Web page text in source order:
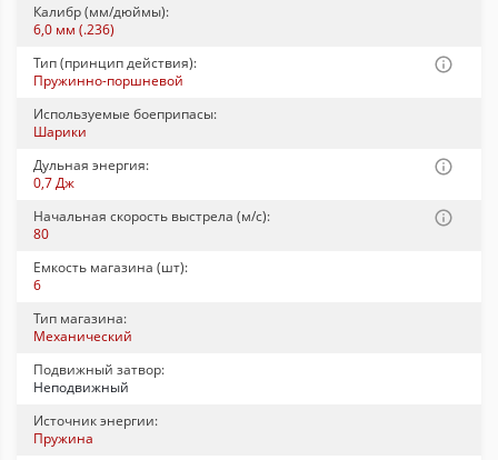
Калибр (мм/дюймы):
6,0 мм (.236)
Тип (принцип действия):
Пружинно-поршневой
Используемые боеприпасы:
Шарики
Дульная энергия:
0,7 Дж
Начальная скорость выстрела (м/с):
80
Емкость магазина (шт):
6
Тип магазина:
Механический
Подвижный затвор:
Неподвижный
Источник энергии:
Пружина